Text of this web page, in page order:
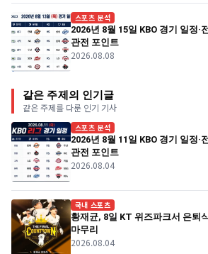
스포츠 분석
2026년 8월 15일 KBO 경기 일정·
관전 포인트
2026.08.08
같은 주제의 인기글
같은 주제를 다룬 인기 기사
스포츠 분석
2026년 8월 11일 KBO 경기 일정·
관전 포인트
2026.08.04
국내 스포츠
황재균, 8일 KT 위즈파크서 은퇴
마무리
2026.08.04